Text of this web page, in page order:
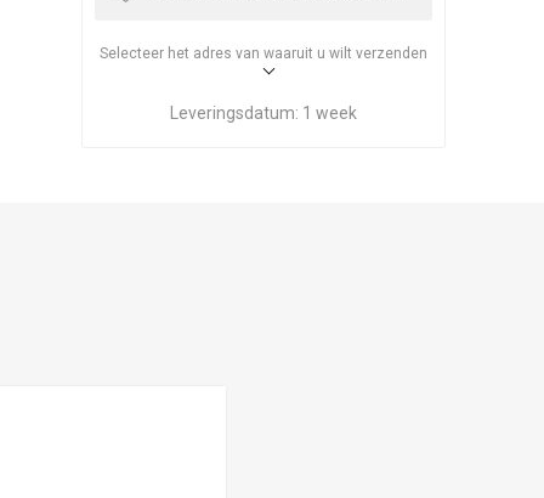
Selecteer het adres van waaruit u wilt verzenden
Leveringsdatum: 1 week